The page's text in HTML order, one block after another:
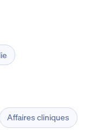
Affaires cliniques